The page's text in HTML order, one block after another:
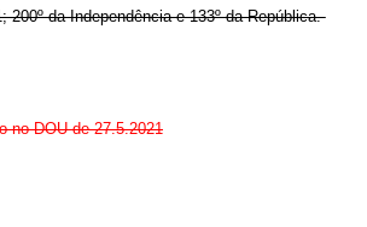
200º da Independência e 133º da República.
no DOU de 27.5.2021